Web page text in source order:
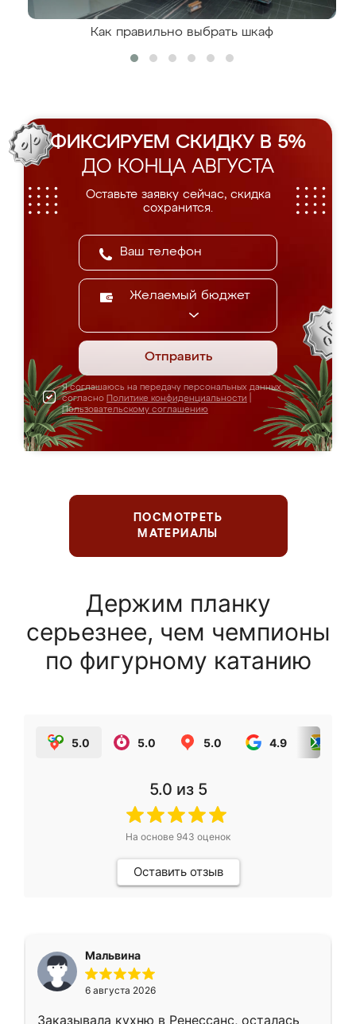
Как правильно выбрать шкаф
ФИКСИРУЕМ СКИДКУ В 5%
ДО КОНЦА АВГУСТА
Оставьте заявку сейчас, скидка
сохранится.
Желаемый бюджет
Отправить
Я соглашаюсь на передачу персональных данных
согласно Политике конфиденциальности
Пользовательскому соглашению
ПОСМОТРЕТЬ
МАТЕРИАЛЫ
Держим планку
серьезнее, чем чемпионы
по фигурному катанию
5.0 5.0 5.0 4.9
5.0 из 5
На основе 943 оценок
Оставить отзыв
Мальвина
6 августа 2026
Заказывала кухню в Ренессанс, осталась